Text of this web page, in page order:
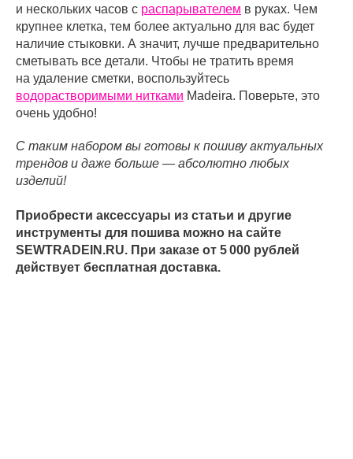
и нескольких часов с распарывателем в руках. Чем
крупнее клетка, тем более актуально для вас будет
наличие стыковки. А значит, лучше предварительно
сметывать все детали. Чтобы не тратить время
на удаление сметки, воспользуйтесь
водорастворимыми нитками Madeira. Поверьте, это
очень удобно!
С таким набором вы готовы к пошиву актуальных
трендов и даже больше — абсолютно любых
изделий!
Приобрести аксессуары из статьи и другие
инструменты для пошива можно на сайте
SEWTRADEIN.RU. При заказе от 5 000 рублей
действует бесплатная доставка.